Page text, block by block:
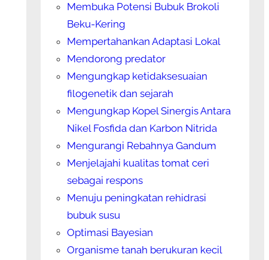
Membuka Potensi Bubuk Brokoli
Beku-Kering
Mempertahankan Adaptasi Lokal
Mendorong predator
Mengungkap ketidaksesuaian
filogenetik dan sejarah
Mengungkap Kopel Sinergis Antara
Nikel Fosfida dan Karbon Nitrida
Mengurangi Rebahnya Gandum
Menjelajahi kualitas tomat ceri
sebagai respons
Menuju peningkatan rehidrasi
bubuk susu
Optimasi Bayesian
Organisme tanah berukuran kecil